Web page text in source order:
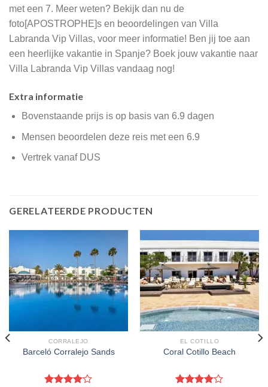
met een 7. Meer weten? Bekijk dan nu de
foto[APOSTROPHE]s en beoordelingen van Villa
Labranda Vip Villas, voor meer informatie! Ben jij toe aan
een heerlijke vakantie in Spanje? Boek jouw vakantie naar
Villa Labranda Vip Villas vandaag nog!
Extra informatie
Bovenstaande prijs is op basis van 6.9 dagen
Mensen beoordelen deze reis met een 6.9
Vertrek vanaf DUS
GERELATEERDE PRODUCTEN
CORRALEJO
Barceló Corralejo Sands
EL COTILLO
Coral Cotillo Beach